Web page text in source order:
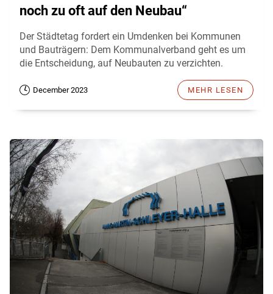
noch zu oft auf den Neubau“
Der Städtetag fordert ein Umdenken bei Kommunen
und Bauträgern: Dem Kommunalverband geht es um
die Entscheidung, auf Neubauten zu verzichten.
December 2023 MEHR LESEN